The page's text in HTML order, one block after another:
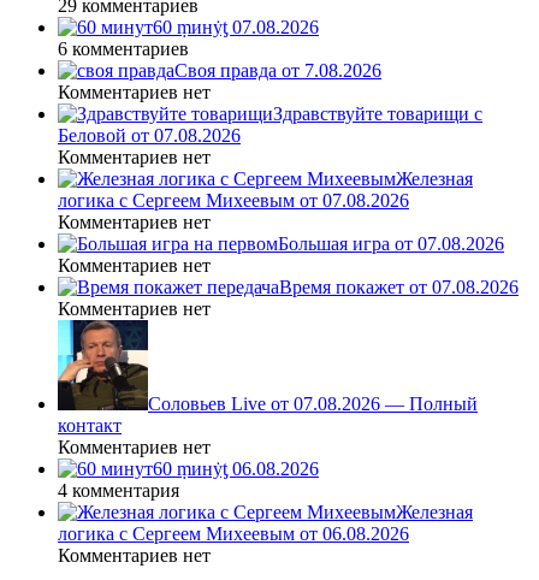
29 комментариев
60 ṃинẏƫ 07.08.2026
6 комментариев
Своя правда от 7.08.2026
Комментариев нет
Здравствуйте товарищи с
Беловой от 07.08.2026
Комментариев нет
Железная
логика с Сергеем Михеевым от 07.08.2026
Комментариев нет
Большая игра от 07.08.2026
Комментариев нет
Время покажет от 07.08.2026
Комментариев нет
Соловьев Live от 07.08.2026 — Полный
контакт
Комментариев нет
60 ṃинẏƫ 06.08.2026
4 комментария
Железная
логика с Сергеем Михеевым от 06.08.2026
Комментариев нет